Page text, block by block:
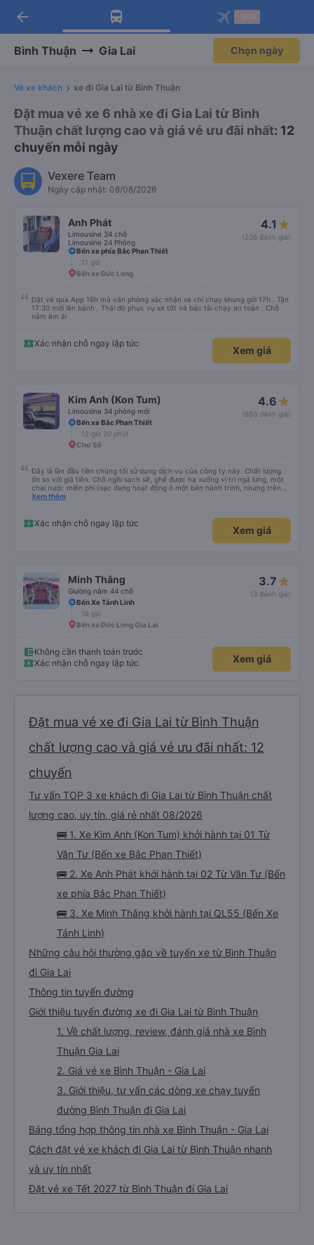
Tải app Vexere ngay!
Nhận ưu đãi thành viên độc
Mở app
Tải app Vexere
-30k/ghế khi đặt vé máy bay qua
Mở app
arrow_back
Bình Thuận Gia Lai Chọn ngày
Vé xe khách xe đi Gia Lai từ Bình Thuận
Đặt mua vé xe 6 nhà xe đi Gia Lai từ Bình
Thuận chất lượng cao và giá vé ưu đãi nhất: 12
chuyến mỗi ngày
Vexere Team
Ngày cập nhật: 08/08/2026
Anh Phát
Limousine 34 chỗ
Limousine 24 Phòng
4.1
(226 đánh giá)
Bến xe phía Bắc Phan Thiết
11 giờ
Bến xe Đức Long
Đặt vé qua App 16h mà văn phòng xác nhận xe chỉ chạy khung giờ 17h . Tận
17:30 mới lăn bánh . Thái độ phục vụ xe tốt và bác tài chạy an toàn . Chỗ
nằm êm ái
Xác nhận chỗ ngay lập tức
Xem giá
Kim Anh (Kon Tum)
Limousine 34 phòng mới
4.6
(693 đánh giá)
Bến xe Bắc Phan Thiết
12 giờ 20 phút
Chư Sê
Đây là lần đầu tiên chúng tôi sử dụng dịch vụ của công ty này. Chất lượng
ổn so với giá tiền. Chỗ ngồi sạch sẽ, ghế được hạ xuống vị trí ngả lưng, một
chai nước miễn phí (sạc đang hoạt động ở một bên hành trình, nhưng trên
cùng xe đi chiều ngược lại có thể đã bị tắt.). Ở một hướng, xe buýt bị trễ một
mua vé trước qua Vexere và thanh toán tại Winmart. Rất thoải mái. (Chúng
tôi chạy xe dọc tuyến Nha Trang - Ngọc Hồi rồi về cùng ngày)
Xem thêm
Xác nhận chỗ ngay lập tức
Xem giá
Minh Thắng
Giường nằm 44 chỗ
3.7
(3 đánh giá)
Bến Xe Tánh Linh
16 giờ
Bến xe Đức Long Gia Lai
Không cần thanh toán trước
Xác nhận chỗ ngay lập tức
Xem giá
Đặt mua vé xe đi Gia Lai từ Bình Thuận
chất lượng cao và giá vé ưu đãi nhất: 12
chuyến
Tư vấn TOP 3 xe khách đi Gia Lai từ Bình Thuận chất
lượng cao, uy tín, giá rẻ nhất 08/2026
🚌 1. Xe Kim Anh (Kon Tum) khởi hành tại 01 Từ
Văn Tư (Bến xe Bắc Phan Thiết)
🚌 2. Xe Anh Phát khởi hành tại 02 Từ Văn Tư (Bến
xe phía Bắc Phan Thiết)
🚌 3. Xe Minh Thắng khởi hành tại QL55 (Bến Xe
Tánh Linh)
Những câu hỏi thường gặp về tuyến xe từ Bình Thuận
đi Gia Lai
Thông tin tuyến đường
Giới thiệu tuyến đường xe đi Gia Lai từ Bình Thuận
1. Về chất lượng, review, đánh giá nhà xe Bình
Thuận Gia Lai
2. Giá vé xe Bình Thuận - Gia Lai
3. Giới thiệu, tư vấn các dòng xe chạy tuyến
đường Bình Thuận đi Gia Lai
Bảng tổng hợp thông tin nhà xe Bình Thuận - Gia Lai
Cách đặt vé xe khách đi Gia Lai từ Bình Thuận nhanh
và uy tín nhất
Đặt vé xe Tết 2027 từ Bình Thuận đi Gia Lai